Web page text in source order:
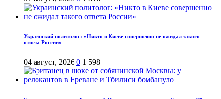
Украинский политолог: «Никто в Киеве совершенно не ожидал такого
ответа России»
04 август, 2026 0 1 598